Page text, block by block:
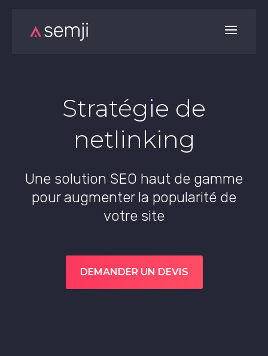
Stratégie de
netlinking
Une solution SEO haut de gamme
pour augmenter la popularité de
votre site
DEMANDER UN DEVIS